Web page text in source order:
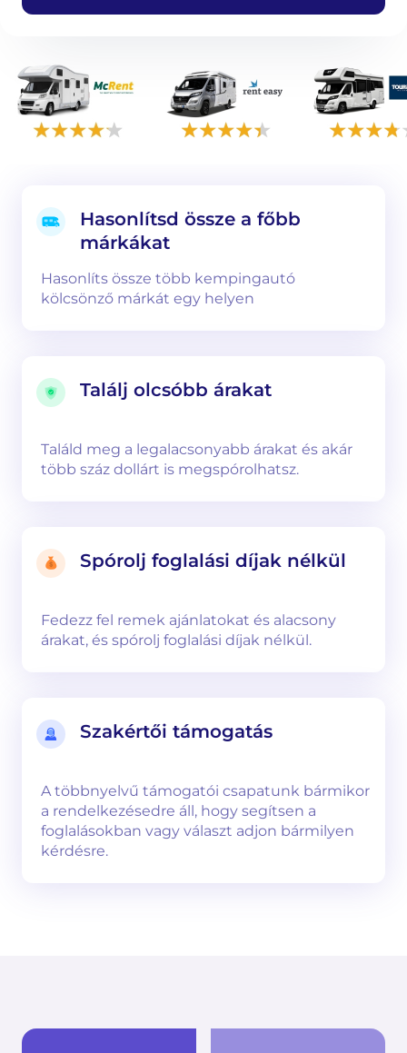
Hasonlítsd össze a főbb
márkákat
Hasonlíts össze több kempingautó
kölcsönző márkát egy helyen
Találj olcsóbb árakat
Találd meg a legalacsonyabb árakat és akár
több száz dollárt is megspórolhatsz.
Spórolj foglalási díjak nélkül
Fedezz fel remek ajánlatokat és alacsony
árakat, és spórolj foglalási díjak nélkül.
Szakértői támogatás
A többnyelvű támogatói csapatunk bármikor
a rendelkezésedre áll, hogy segítsen a
foglalásokban vagy választ adjon bármilyen
kérdésre.